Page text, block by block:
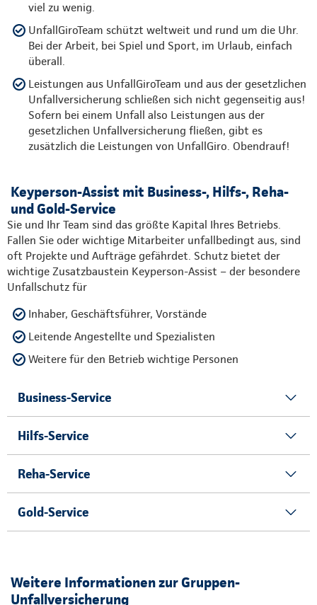
viel zu wenig.
UnfallGiroTeam schützt weltweit und rund um die Uhr.
Bei der Arbeit, bei Spiel und Sport, im Urlaub, einfach
überall.
Leistungen aus UnfallGiroTeam und aus der gesetzlichen
Unfallversicherung schließen sich nicht gegenseitig aus!
Sofern bei einem Unfall also Leistungen aus der
gesetzlichen Unfallversicherung fließen, gibt es
zusätzlich die Leistungen von UnfallGiro. Obendrauf!
Keyperson-Assist mit Business-, Hilfs-, Reha-
und Gold-Service
Sie und Ihr Team sind das größte Kapital Ihres Betriebs.
Fallen Sie oder wichtige Mitarbeiter unfallbedingt aus, sind
oft Projekte und Aufträge gefährdet. Schutz bietet der
wichtige Zusatzbaustein Keyperson-Assist – der besondere
Unfallschutz für
Inhaber, Geschäftsführer, Vorstände
Leitende Angestellte und Spezialisten
Weitere für den Betrieb wichtige Personen
Business-Service
Hilfs-Service
Reha-Service
Gold-Service
Weitere Informationen zur Gruppen-
Unfallversicherung